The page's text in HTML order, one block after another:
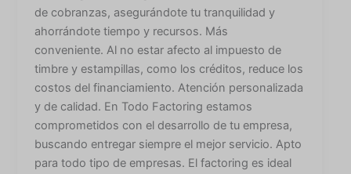
de cobranzas, asegurándote tu tranquilidad y
ahorrándote tiempo y recursos. Más
conveniente. Al no estar afecto al impuesto de
timbre y estampillas, como los créditos, reduce los
costos del financiamiento. Atención personalizada
y de calidad. En Todo Factoring estamos
comprometidos con el desarrollo de tu empresa,
buscando entregar siempre el mejor servicio. Apto
para todo tipo de empresas. El factoring es ideal